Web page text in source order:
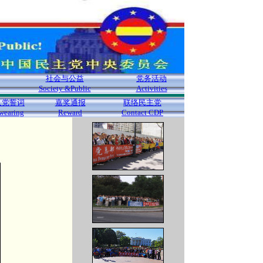
社会与公益
Society &Public
党务活动
Activities
党誓词
嘉奖通报
Reward
联络民主党
Contact CDP